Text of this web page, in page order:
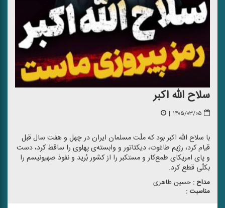
سلاح الله اکبر
۱۴۰۵/۰۳/۰۵ |
با سلاح الله اکبر بود که ملّت مسلمان ایران در چهل و هفت سال قبل
قیام کرد، رژیم طاغوت، دیکتاتور و وابسته‌ی پهلوی را ساقط کرد، دست
و پای امریکای طمع‌کار و مستکبر را از کشور بُرید و نفوذ صهیونیسم را
بکلّی قطع کرد.
مداح : حسین طاهری
مناسبت :